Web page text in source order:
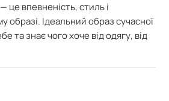
— це впевненість, стиль і
образі. Ідеальний образ сучасної
та знає чого хоче від одягу, від